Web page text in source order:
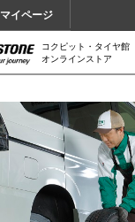
マイページ
コクピット・タイヤ館
オンラインストア